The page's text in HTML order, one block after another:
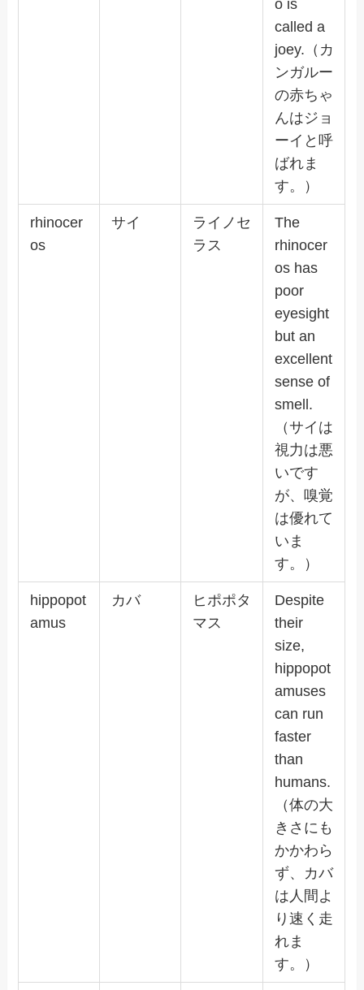
o is
called a
joey.（カ
ンガルー
の赤ちゃ
んはジョ
ーイと呼
ばれま
す。）
rhinocer
os
サイ
ライノセ
ラス
The
rhinocer
os has
poor
eyesight
but an
excellent
sense of
smell.
（サイは
視力は悪
いです
が、嗅覚
は優れて
いま
す。）
hippopot
amus
カバ
ヒポポタ
マス
Despite
their
size,
hippopot
amuses
can run
faster
than
humans.
（体の大
きさにも
かかわら
ず、カバ
は人間よ
り速く走
れま
す。）